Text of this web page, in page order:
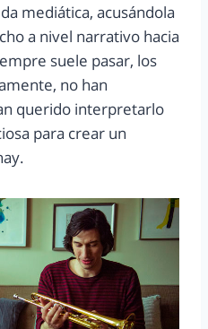
mediática, acusándola
a nivel narrativo hacia
suele pasar, los
no han
querido interpretarlo
para crear un